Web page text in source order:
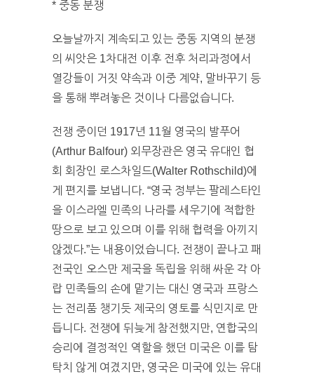
* 중동 분쟁
오늘날까지 계속되고 있는 중동 지역의 분쟁
의 씨앗은 1차대전 이후 전후 처리과정에서
열강들이 거짓 약속과 이중 계약, 말바꾸기 등
을 통해 뿌려놓은 것이나 다름없습니다.
전쟁 중이던 1917년 11월 영국의 발푸어
(Arthur Balfour) 외무장관은 영국 유대인 협
회 회장인 로스차일드(Walter Rothschild)에
게 편지를 보냅니다. “영국 정부는 팔레스타인
을 이스라엘 민족의 나라를 세우기에 적합한
땅으로 보고 있으며 이를 위해 협력을 아끼지
않겠다.”는 내용이었습니다. 전쟁이 끝나고 패
전국인 오스만 제국을 독립을 위해 싸운 각 아
랍 민족들의 손에 맡기는 대신 영국과 프랑스
는 전리품 챙기듯 제국의 영토를 식민지로 만
듭니다. 전쟁에 뒤늦게 참전했지만, 연합국의
승리에 결정적인 역할을 했던 미국은 이를 탐
탁치 않게 여겼지만, 영국은 미국에 있는 유대